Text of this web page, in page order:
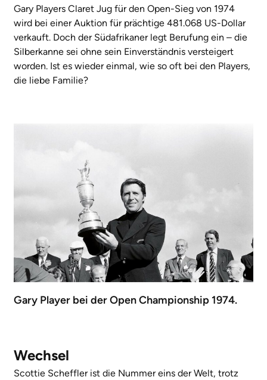
Gary Players Claret Jug für den Open-Sieg von 1974
wird bei einer Auktion für prächtige 481.068 US-Dollar
verkauft. Doch der Südafrikaner legt Berufung ein – die
Silberkanne sei ohne sein Einverständnis versteigert
worden. Ist es wieder einmal, wie so oft bei den Players,
die liebe Familie?
Gary Player bei der Open Championship 1974.
Wechsel
Scottie Scheffler ist die Nummer eins der Welt, trotz